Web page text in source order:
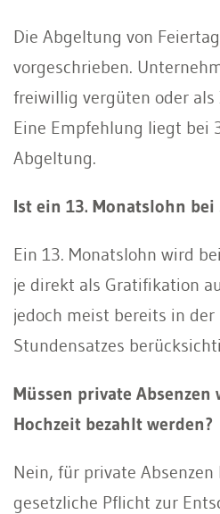
Die Abgeltung von
vorgeschrieben.
freiwillig vergüten oder als
Eine Empfehlung liegt bei
Abgeltung.
Ist ein 13. Monatslohn
Ein 13. Monatslohn wird
je direkt als Gratifikation
jedoch meist bereits in der
Stundensatzes
Müssen private Absenzen
Hochzeit bezahlt werden?
Nein, für private
gesetzliche Pflicht zur